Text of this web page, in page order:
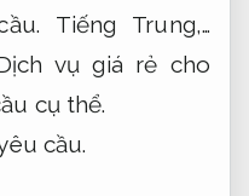
Tiếng Trung,…
vụ giá rẻ cho
cụ thể.
cầu.